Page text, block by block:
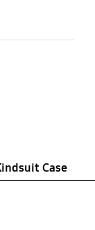
Case